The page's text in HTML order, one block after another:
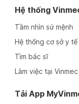
Hệ thống
Tầm nhìn sứ mệnh
Hệ thống cơ sở y tế
Tìm bác sĩ
Làm việc tại Vinmec
Tải App